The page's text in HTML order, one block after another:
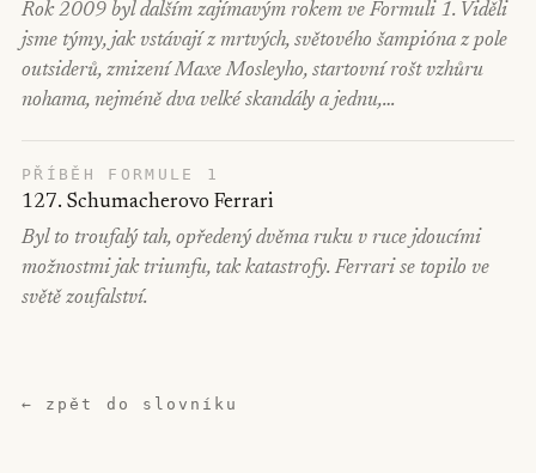
Rok 2009 byl dalším zajímavým rokem ve Formuli 1. Viděli
jsme týmy, jak vstávají z mrtvých, světového šampióna z pole
outsiderů, zmizení Maxe Mosleyho, startovní rošt vzhůru
nohama, nejméně dva velké skandály a jednu,…
PŘÍBĚH FORMULE 1
127. Schumacherovo Ferrari
Byl to troufalý tah, opředený dvěma ruku v ruce jdoucími
možnostmi jak triumfu, tak katastrofy. Ferrari se topilo ve
světě zoufalství.
← zpět do slovníku